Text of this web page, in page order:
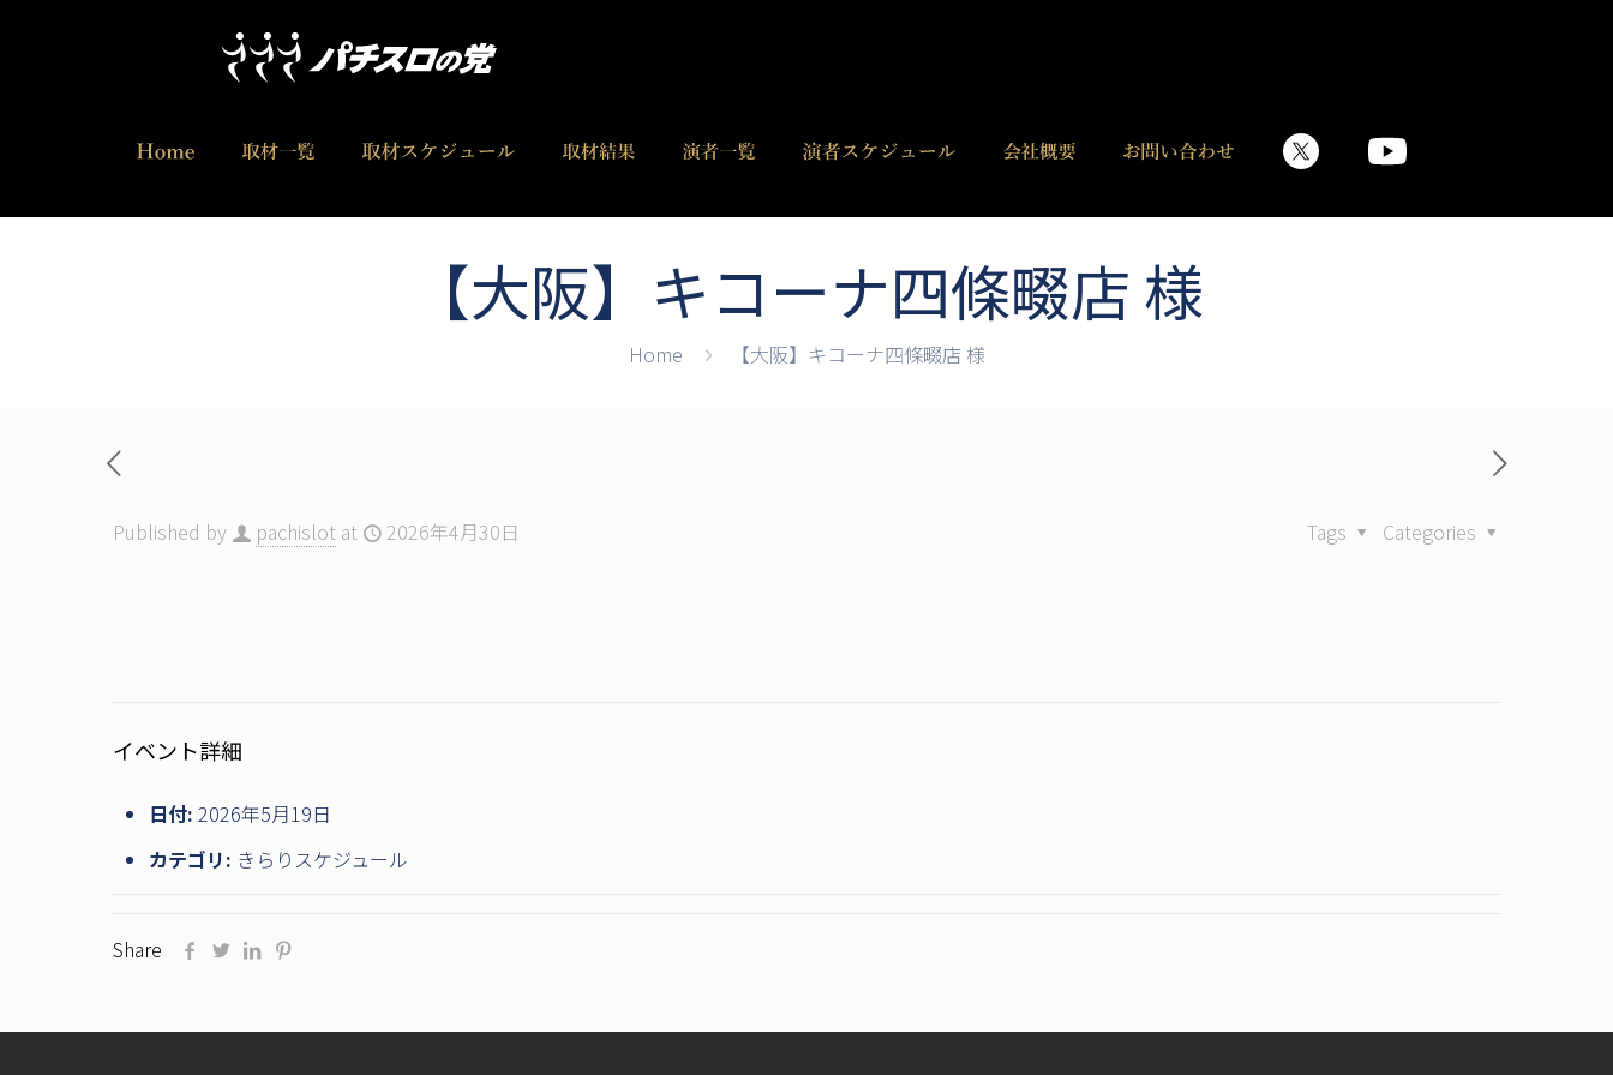
【大阪】キコーナ四條畷店 様
Home 【大阪】キコーナ四條畷店 様
Published by pachislot at 2026年4月30日 Categories
Tags
イベント詳細
日付: 2026年5月19日
カテゴリ: きらりスケジュール
Share